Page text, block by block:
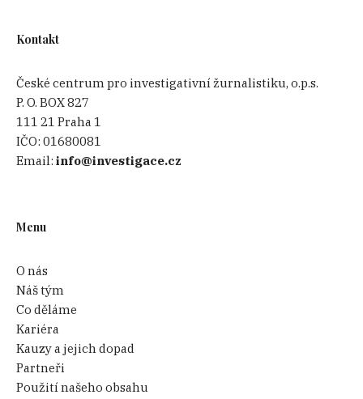
Kontakt
České centrum pro investigativní žurnalistiku, o.p.s.
P. O. BOX 827
111 21 Praha 1
IČO:01680081
Email:info@investigace.cz
Menu
O nás
Náš tým
Co děláme
Kariéra
Kauzy a jejich dopad
Partneři
Použití našeho obsahu